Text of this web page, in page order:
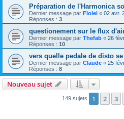
Préparation de l'Harmonica
Dernier message par Flolei « 02 avr.
Réponses : 3
questionement sur le flux
Dernier message par Thefab « 26
Réponses : 10
vers quelle pedale de disto
Dernier message par Claude « 25
Réponses : 8
Nouveau sujet
149 sujets 1 2 3